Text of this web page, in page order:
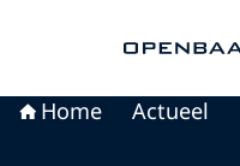
Home Actueel